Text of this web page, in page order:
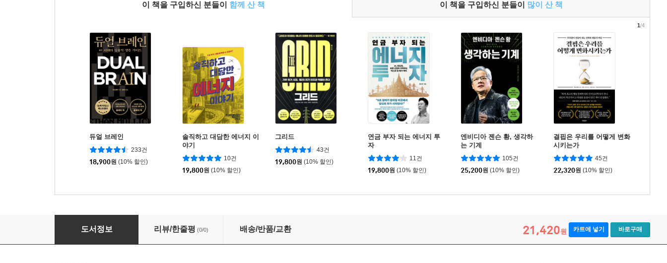
이 책을 구입하신 분들이 함께 산 책 이 책을 구입하신 분들이 많이 산 책
듀얼 브레인
233건
18,900원 (10% 할인)
솔직하고 대담한 에너지 이
야기
10건
19,800원 (10% 할인)
그리드
43건
19,800원 (10% 할인)
연금 부자 되는 에너지 투
자
11건
19,800원 (10% 할인)
엔비디아 젠슨 황, 생각하
는 기계
105건
25,200원 (10% 할인)
결핍은 우리를 어떻게 변화
시키는가
45건
22,320원 (10% 할인)
1/4
모든 것을 전기화하라
도서정보 리뷰/한줄평 (0/0) 배송/반품/교환 21,420원 카트에 넣기 바로구매